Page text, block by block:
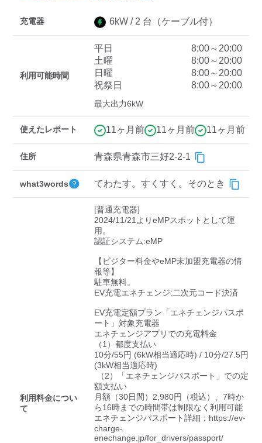
三菱ディーラーを表示
日産ディーラーを表示
すべて 中速-20kW-以上 急速-44kW-以上
検索する
充電器 6kW / 2 台 （ケーブル付）
利用可能時間
平日
8:00～20:00
土曜
8:00～20:00
日曜
8:00～20:00
祝祭日
8:00～20:00
最大出力6kW
使えたレポート 11ヶ月前 11ヶ月前 11ヶ月前
住所 青森県青森市三好2-2-1
what3words てわたす。すくすく。そのとき
利用料金につい
て
[普通充電器]
2024/11/21よりeMPスポットとして運
用。
認証システム:eMP
【ビジター料金やeMP未加盟充電器の情
報等】
駐車無料。
EV充電エネチェンジ:二次元コード決済
EV充電定額プラン「エネチェンジパスポ
ート」対象充電器
エネチェンジアプリでの充電料金
（1）都度支払い
10分/55円 (6kW相当適応時) / 10分/27.5円
(3kW相当適応時)
額支払い
月額（30日間）2,980円（税込）、7時か
ら16時までの時間帯は制限なく利用可能
エネチェンジパスポート詳細：https://ev-
charge-
enechange.jp/for_drivers/passport/